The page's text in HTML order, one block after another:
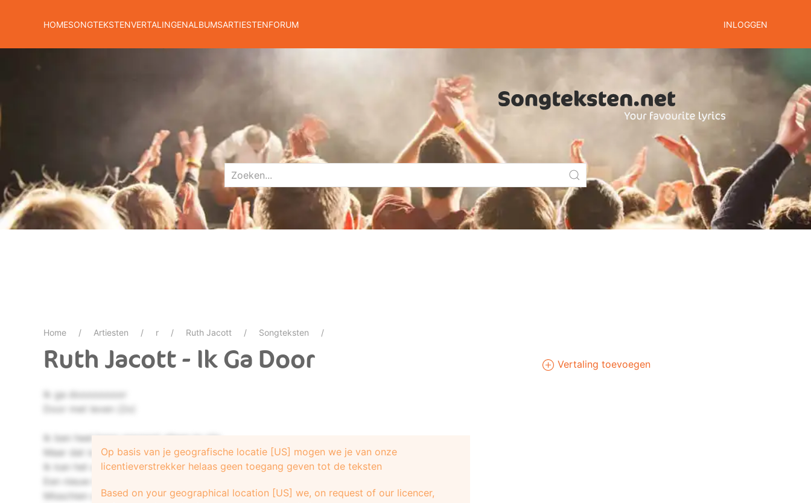
HOMESONGTEKSTENVERTALINGENALBUMSARTIESTENFORUM INLOGGEN
Home Artiesten r Ruth Jacott Songteksten
Ruth Jacott - Ik Ga Door
Ik ga doooooooor
Door met leven (2x)
Ik ben heel bang geweest alleen te zijn
Maar dat is nu voorbij
Ik kan het aangesterkt door lief en pijn
Een nieuw begin voor jou en mij
Misschien samen, misschien apart
Op basis van je geografische locatie [US] mogen we je van onze
licentieverstrekker helaas geen toegang geven tot de teksten
Based on your geographical location [US] we, on request of our licencer,
Vertaling toevoegen